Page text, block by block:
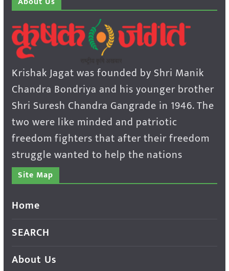
Krishak Jagat was founded by Shri Manik
Chandra Bondriya and his younger brother
Shri Suresh Chandra Gangrade in 1946. The
two were like minded and patriotic
freedom fighters that after their freedom
struggle wanted to help the nations
Site Map
Home
SEARCH
About Us